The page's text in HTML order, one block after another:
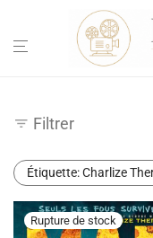
Filtrer
Étiquette:Charlize